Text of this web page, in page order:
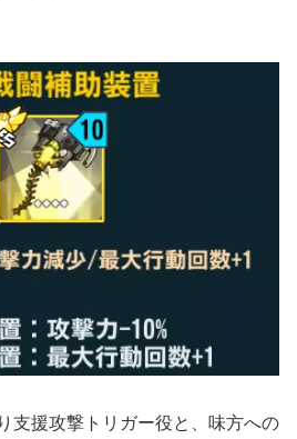
支援攻撃トリガー役と、味方への